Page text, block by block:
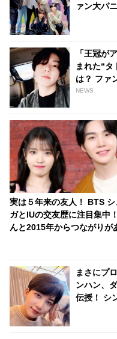
ァン大パ
「王冠が
まれた“
は？ ファ
NEWS
実は５年来の友人！ BTS シ
ガとIUの交友歴に注目集中
んと2015年からつながりが
クスした様子で話す彼らの姿
ほっこり
まさにプ
ンハン、
伝授！ シ